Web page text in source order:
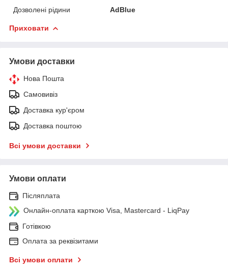
Дозволені рідини
AdBlue
Приховати
Умови доставки
Нова Пошта
Самовивіз
Доставка кур'єром
Доставка поштою
Всі умови доставки
Умови оплати
Післяплата
Онлайн-оплата карткою Visa, Mastercard - LiqPay
Готівкою
Оплата за реквізитами
Всі умови оплати